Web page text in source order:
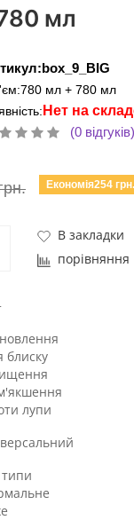
мл
мл + 780 мл
Нет на
(0 відгуків)
Економія254 грн.
В закладки
порівняння
блиску
лупи
типи